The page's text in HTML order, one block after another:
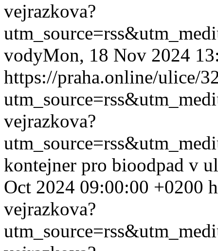
vejrazkova?
vodyMon, 18 Nov 2024
https://praha.online/ulice/
vejrazkova?
kontejner pro bioodpad v
Oct 2024 09:00:00 +0200
vejrazkova?